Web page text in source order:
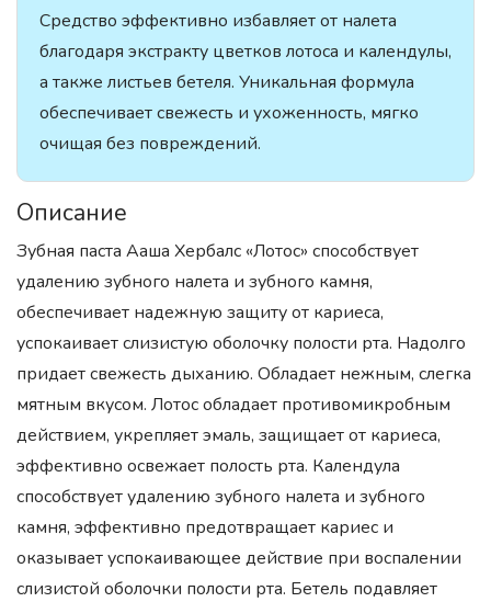
Средство эффективно избавляет от налета
благодаря экстракту цветков лотоса и календулы,
а также листьев бетеля. Уникальная формула
обеспечивает свежесть и ухоженность, мягко
очищая без повреждений.
Описание
Зубная паста Ааша Хербалс «Лотос» способствует
удалению зубного налета и зубного камня,
обеспечивает надежную защиту от кариеса,
успокаивает слизистую оболочку полости рта. Надолго
придает свежесть дыханию. Обладает нежным, слегка
мятным вкусом. Лотос обладает противомикробным
действием, укрепляет эмаль, защищает от кариеса,
эффективно освежает полость рта. Календула
способствует удалению зубного налета и зубного
камня, эффективно предотвращает кариес и
оказывает успокаивающее действие при воспалении
слизистой оболочки полости рта. Бетель подавляет